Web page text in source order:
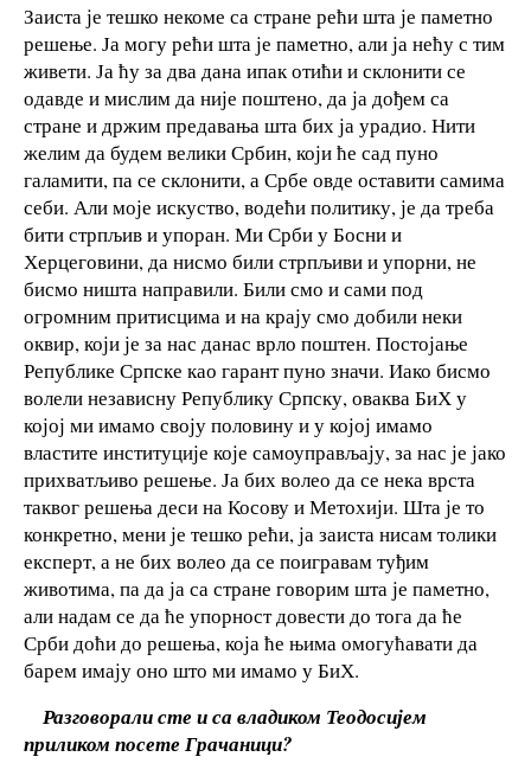
Заиста је тешко некоме са стране рећи шта је паметно
решење. Ја могу рећи шта је паметно, али ја нећу с тим
живети. Ја ћу за два дана ипак отићи и склонити се
одавде и мислим да није поштено, да ја дођем са
стране и држим предавања шта бих ја урадио. Нити
желим да будем велики Србин, који ће сад пуно
галамити, па се склонити, а Србе овде оставити самима
себи. Али моје искуство, водећи политику, је да треба
бити стрпљив и упоран. Ми Срби у Босни и
Херцеговини, да нисмо били стрпљиви и упорни, не
бисмо ништа направили. Били смо и сами под
огромним притисцима и на крају смо добили неки
оквир, који је за нас данас врло поштен. Постојање
Републике Српске као гарант пуно значи. Иако бисмо
волели независну Републику Српску, оваква БиХ у
којој ми имамо своју половину и у којој имамо
властите институције које самоуправљају, за нас је јако
прихватљиво решење. Ја бих волео да се нека врста
таквог решења деси на Косову и Метохији. Шта је то
конкретно, мени је тешко рећи, ја заиста нисам толики
експерт, а не бих волео да се поигравам туђим
животима, па да ја са стране говорим шта је паметно,
али надам се да ће упорност довести до тога да ће
Срби доћи до решења, која ће њима омогућавати да
барем имају оно што ми имамо у БиХ.
Разговорали сте и са владиком Теодосијем
приликом посете Грачаници?